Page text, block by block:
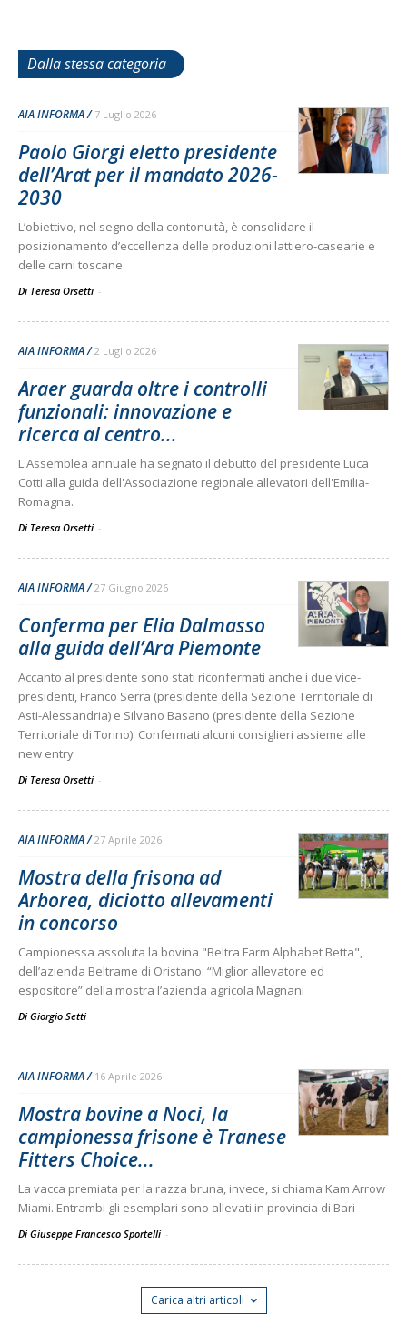
Dalla stessa categoria
AIA INFORMA 7 Luglio 2026
Paolo Giorgi eletto presidente
dell’Arat per il mandato 2026-
2030
L’obiettivo, nel segno della contonuità, è consolidare il
posizionamento d’eccellenza delle produzioni lattiero-casearie e
delle carni toscane
Di Teresa Orsetti -
AIA INFORMA 2 Luglio 2026
Araer guarda oltre i controlli
funzionali: innovazione e
ricerca al centro...
L'Assemblea annuale ha segnato il debutto del presidente Luca
Cotti alla guida dell'Associazione regionale allevatori dell'Emilia-
Romagna.
Di Teresa Orsetti -
AIA INFORMA 27 Giugno 2026
Conferma per Elia Dalmasso
alla guida dell’Ara Piemonte
Accanto al presidente sono stati riconfermati anche i due vice-
presidenti, Franco Serra (presidente della Sezione Territoriale di
Asti-Alessandria) e Silvano Basano (presidente della Sezione
Territoriale di Torino). Confermati alcuni consiglieri assieme alle
new entry
Di Teresa Orsetti -
AIA INFORMA 27 Aprile 2026
Mostra della frisona ad
Arborea, diciotto allevamenti
in concorso
Campionessa assoluta la bovina "Beltra Farm Alphabet Betta",
dell’azienda Beltrame di Oristano. “Miglior allevatore ed
espositore” della mostra l’azienda agricola Magnani
Di Giorgio Setti
AIA INFORMA 16 Aprile 2026
Mostra bovine a Noci, la
campionessa frisone è Tranese
Fitters Choice...
La vacca premiata per la razza bruna, invece, si chiama Kam Arrow
Miami. Entrambi gli esemplari sono allevati in provincia di Bari
Di Giuseppe Francesco Sportelli -
Carica altri articoli